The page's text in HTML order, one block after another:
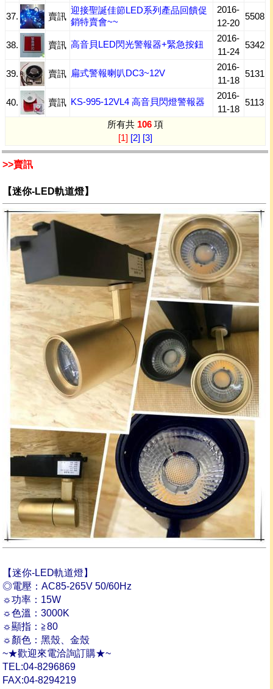
37. 賣訊
迎接聖誕佳節LED系列產品回饋促
銷特賣會~~
2016-
12-20
5508
38. 賣訊 高音貝LED閃光警報器+緊急按鈕
2016-
11-24
5342
39. 賣訊 扁式警報喇叭DC3~12V
2016-
11-18
5131
40. 賣訊 KS-995-12VL4 高音貝閃燈警報器
2016-
11-18
5113
所有共 106項
[1] [2] [3]
>>賣訊
【迷你-LED軌道燈】
【迷你-LED軌道燈】
◎電壓：AC85-265V 50/60Hz
☼功率：15W
☼色溫：3000K
☼顯指：≧80
☼顏色：黑殼、金殼
~★歡迎來電洽詢訂購★~
TEL:04-8296869
FAX:04-8294219